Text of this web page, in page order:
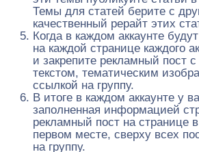
Темы для статей берите с
качественный рерайт этих
Когда в каждом аккаунте
на каждой странице каждого
и закрепите рекламный пост
текстом, тематическим
ссылкой на группу.
В итоге в каждом аккаунте у
заполненная информацией
рекламный пост на странице
первом месте, сверху всех
на группу.